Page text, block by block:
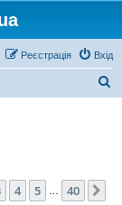
Вхід
Реєстрація
40
4 5 40